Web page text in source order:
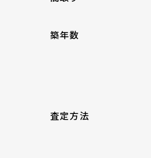
築年数
査定方法